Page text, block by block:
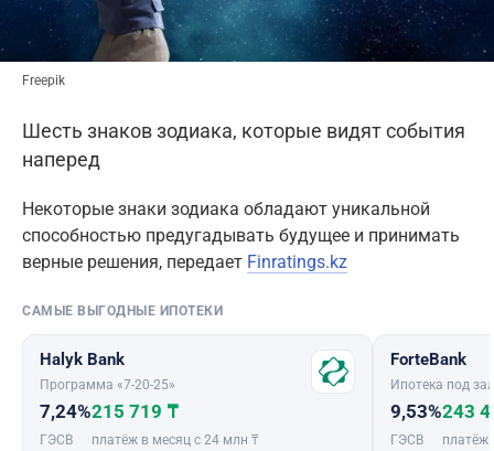
Freepik
Шесть знаков зодиака, которые видят события
наперед
Некоторые знаки зодиака обладают уникальной
способностью предугадывать будущее и принимать
верные решения, передает Finratings.kz
САМЫЕ ВЫГОДНЫЕ ИПОТЕКИ
Halyk Bank
Программа «7-20-25»
7,24%
ГЭСВ
215 719 ₸
платёж в месяц с 24 млн ₸
ForteBank
Ипотека под
9,53%
ГЭСВ
243
платёж